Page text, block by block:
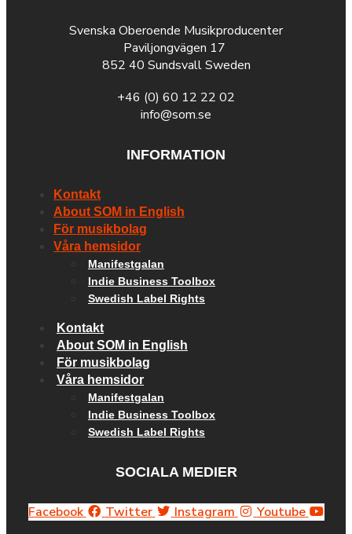
Svenska Oberoende Musikproducenter
Paviljongvägen 17
852 40 Sundsvall Sweden
+46 (0) 60 12 22 02
info@som.se
INFORMATION
Kontakt
About SOM in English
För musikbolag
Våra hemsidor
Manifestgalan
Indie Business Toolbox
Swedish Label Rights
Kontakt
About SOM in English
För musikbolag
Våra hemsidor
Manifestgalan
Indie Business Toolbox
Swedish Label Rights
SOCIALA MEDIER
Facebook Twitter Instagram Youtube